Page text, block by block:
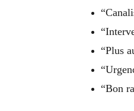
“Plus
“Bon